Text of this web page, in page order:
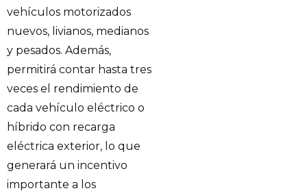
vehículos motorizados
nuevos, livianos, medianos
y pesados. Además,
permitirá contar hasta tres
veces el rendimiento de
cada vehículo eléctrico o
híbrido con recarga
eléctrica exterior, lo que
generará un incentivo
importante a los